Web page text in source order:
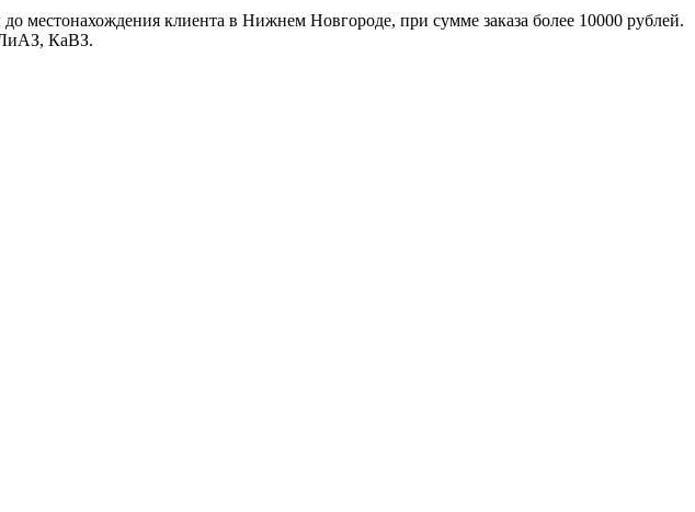
местонахождения клиента в Нижнем Новгороде, при сумме заказа более 10000 рублей.
КаВЗ.